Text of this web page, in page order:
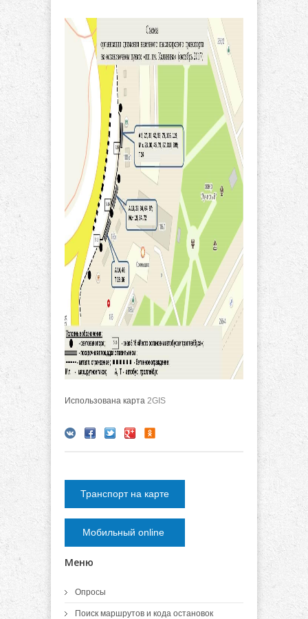
Использована карта 2GIS
Транспорт на карте
Мобильный online
Меню
Опросы
Поиск маршрутов и кода остановок